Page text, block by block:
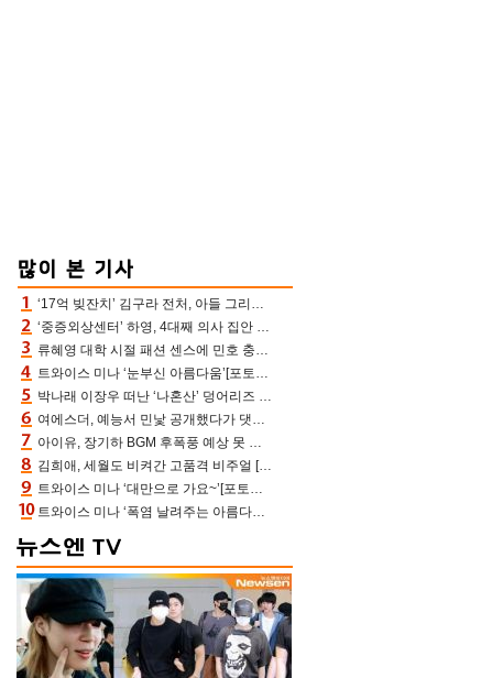
‘17억 빚잔치’ 김구라 전처, 아들 그리는 “나 뿐인데” 친엄마 챙기는 효심 눈길
‘중증외상센터’ 하영, 4대째 의사 집안 인증 “증조부, 고종 황제 진료”(옥문아)[어제TV]
류혜영 대학 시절 패션 센스에 민호 충격 “레몬색 레깅스에 다리 없는 줄”(나혼산)
트와이스 미나 ‘눈부신 아름다움’[포토엔HD]
박나래 이장우 떠난 ‘나혼산’ 덩어리즈 왔다, 1인 1케이크에 팜유 전현무 충격[어제TV]
여에스더, 예능서 민낯 공개했다가 댓글에 충격 “눈 왜 저렇게 처졌냐고”(에스더TV)
아이유, 장기하 BGM 후폭풍 예상 못 했나‥삭제 오보→윤가이까지 엮여 시끌
김희애, 세월도 비켜간 고품격 비주얼 [포토엔HD]
트와이스 미나 ‘대만으로 가요~’[포토엔HD]
트와이스 미나 ‘폭염 날려주는 아름다움’[포토엔HD]